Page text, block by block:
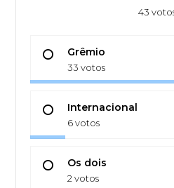
43
Grêmio
33 votos
Internacional
6 votos
Os dois
2 votos